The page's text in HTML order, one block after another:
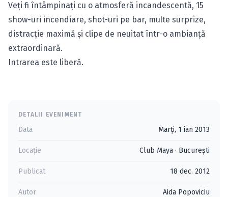
Veţi fi întâmpinaţi cu o atmosferă incandescentă, 15
show-uri incendiare, shot-uri pe bar, multe surprize,
distracţie maximă şi clipe de neuitat într-o ambianţă
extraordinară.
Intrarea este liberă.
DETALII EVENIMENT
Data Marți, 1 ian 2013
Locație Club Maya · Bucureşti
Publicat 18 dec. 2012
Autor Aida Popoviciu